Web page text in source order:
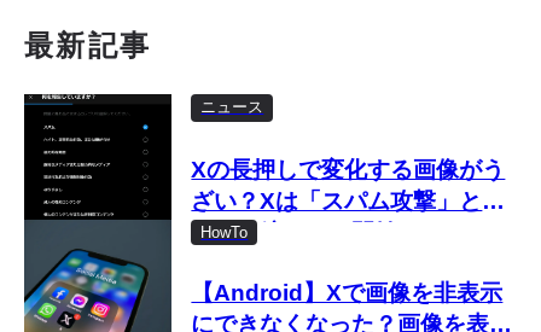
最新記事
ニュース
Xの長押しで変化する画像がう
ざい？Xは「スパム攻撃」とし
て取り締まりを開始
HowTo
【Android】Xで画像を非表示
にできなくなった？画像を表示